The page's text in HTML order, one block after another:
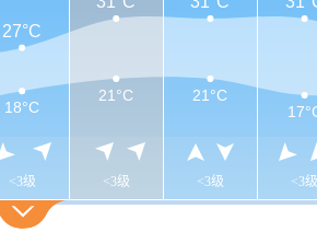
<3级 <3级 <3级 <3级
27°C
18°C
21°C
21°C